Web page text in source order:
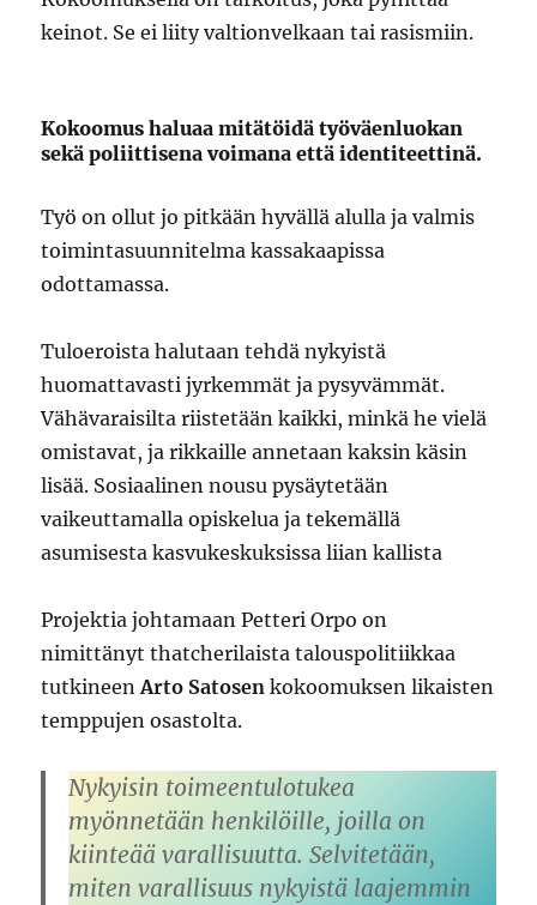
keinot. Se ei liity valtionvelkaan tai rasismiin.
Kokoomus haluaa mitätöidä työväenluokan
sekä poliittisena voimana että identiteettinä.
Työ on ollut jo pitkään hyvällä alulla ja valmis
toimintasuunnitelma kassakaapissa
odottamassa.
Tuloeroista halutaan tehdä nykyistä
huomattavasti jyrkemmät ja pysyvämmät.
Vähävaraisilta riistetään kaikki, minkä he vielä
omistavat, ja rikkaille annetaan kaksin käsin
lisää. Sosiaalinen nousu pysäytetään
vaikeuttamalla opiskelua ja tekemällä
asumisesta kasvukeskuksissa liian kallista
Projektia johtamaan Petteri Orpo on
nimittänyt thatcherilaista talouspolitiikkaa
tutkineenArto Satosen kokoomuksen likaisten
temppujen osastolta.
Nykyisin toimeentulotukea
myönnetään henkilöille, joilla on
kiinteää varallisuutta. Selvitetään,
miten varallisuus nykyistä laajemmin